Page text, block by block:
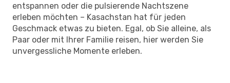
entspannen oder die pulsierende Nachtszene
erleben möchten – Kasachstan hat für jeden
Geschmack etwas zu bieten. Egal, ob Sie alleine, als
Paar oder mit Ihrer Familie reisen, hier werden Sie
unvergessliche Momente erleben.